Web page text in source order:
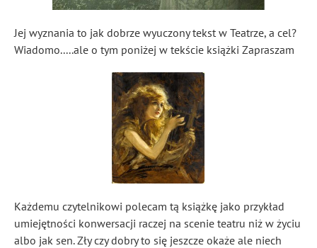
Jej wyznania to jak dobrze wyuczony tekst w Teatrze, a cel?
Wiadomo.....ale o tym poniżej w tekście książki Zapraszam
Każdemu czytelnikowi polecam tą książkę jako przykład
umiejętności konwersacji raczej na scenie teatru niż w życiu
albo jak sen. Zły czy dobry to się jeszcze okaże ale niech